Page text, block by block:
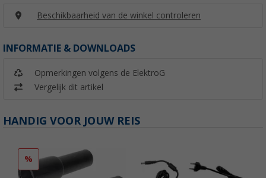
Beschikbaarheid van de winkel controleren
INFORMATIE & DOWNLOADS
Opmerkingen volgens de ElektroG
Vergelijk dit artikel
HANDIG VOOR JOUW REIS
%